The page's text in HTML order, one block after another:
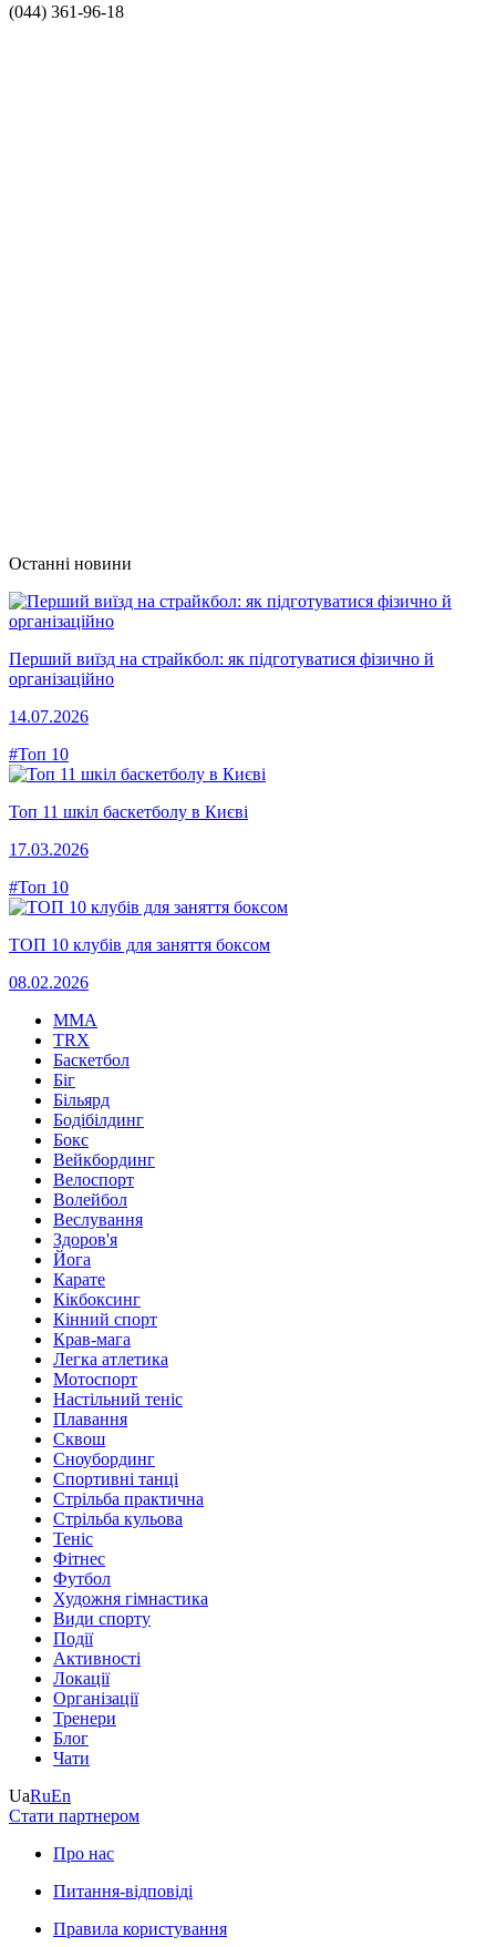
(044) 361-96-18
Останні новини
Перший виїзд на страйкбол: як підготуватися фізично й
організаційно
14.07.2026
#Топ 10
Топ 11 шкіл баскетболу в Києві
17.03.2026
#Топ 10
ТОП 10 клубів для заняття боксом
08.02.2026
MMA
TRX
Баскетбол
Біг
Більярд
Бодібілдинг
Бокс
Вейкбординг
Велоспорт
Волейбол
Веслування
Здоров'я
Йога
Карате
Кікбоксинг
Кінний спорт
Крав-мага
Легка атлетика
Мотоспорт
Настільний теніс
Плавання
Сквош
Сноубординг
Спортивні танці
Стрільба практична
Стрільба кульова
Теніс
Фітнес
Футбол
Художня гімнастика
Види спорту
Події
Активності
Локації
Організації
Тренери
Блог
Чати
UaRuEn
Стати партнером
Про нас
Питання-відповіді
Правила користування